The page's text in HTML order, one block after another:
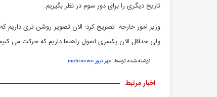
تاریخ دیگری را برای دور سوم در نظر بگیریم.
وزیر امور خارجه تصریح کرد: الان تصویر روشن تری
ولی حداقل الان یکسری اصول راهنما داریم که حرکت می
نوشته شده توسط:مهر نیوز mehrnews
اخبار مرتبط